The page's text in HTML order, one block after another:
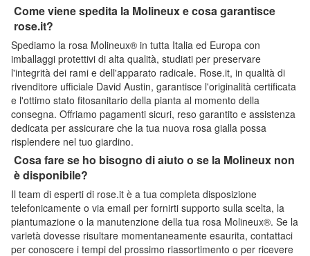
Come viene spedita la Molineux e cosa garantisce
rose.it?
Spediamo la rosa Molineux® in tutta Italia ed Europa con
imballaggi protettivi di alta qualità, studiati per preservare
l'integrità dei rami e dell'apparato radicale. Rose.it, in qualità di
rivenditore ufficiale David Austin, garantisce l'originalità certificata
e l'ottimo stato fitosanitario della pianta al momento della
consegna. Offriamo pagamenti sicuri, reso garantito e assistenza
dedicata per assicurare che la tua nuova rosa gialla possa
risplendere nel tuo giardino.
Cosa fare se ho bisogno di aiuto o se la Molineux non
è disponibile?
Il team di esperti di rose.it è a tua completa disposizione
telefonicamente o via email per fornirti supporto sulla scelta, la
piantumazione o la manutenzione della tua rosa Molineux®. Se la
varietà dovesse risultare momentaneamente esaurita, contattaci
per conoscere i tempi del prossimo riassortimento o per ricevere